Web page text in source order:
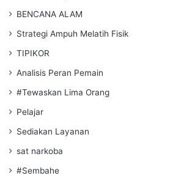
BENCANA ALAM
Strategi Ampuh Melatih Fisik
TIPIKOR
Analisis Peran Pemain
#Tewaskan Lima Orang
Pelajar
Sediakan Layanan
sat narkoba
#Sembahe